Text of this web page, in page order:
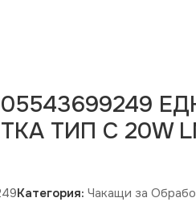
ТИП C 20W
Категория: Чакащи за